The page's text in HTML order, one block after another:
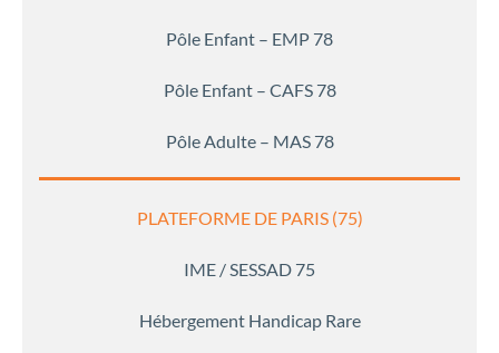
Pôle Enfant – EMP 78
Pôle Enfant – CAFS 78
Pôle Adulte – MAS 78
PLATEFORME DE PARIS (75)
IME / SESSAD 75
Hébergement Handicap Rare